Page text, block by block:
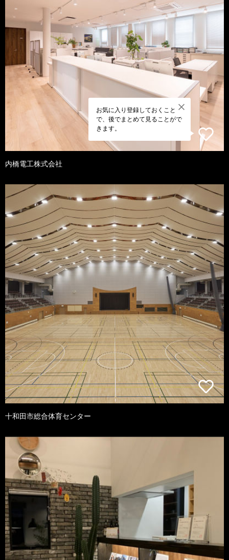
お気に入り登録しておくこと
で、後でまとめて見ることがで
きます。
内橋電工株式会社
十和田市総合体育センター